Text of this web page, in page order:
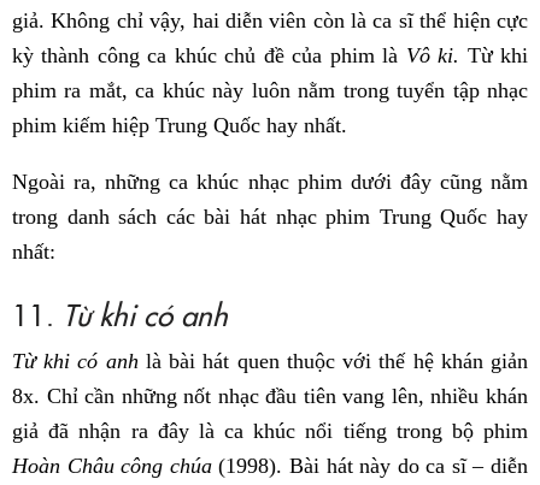
giả. Không chỉ vậy, hai diễn viên còn là ca sĩ thể hiện cực
kỳ thành công ca khúc chủ đề của phim là Vô ki. Từ khi
phim ra mắt, ca khúc này luôn nằm trong tuyển tập nhạc
phim kiếm hiệp Trung Quốc hay nhất.
Ngoài ra, những ca khúc nhạc phim dưới đây cũng nằm
trong danh sách các bài hát nhạc phim Trung Quốc hay
nhất:
11. Từ khi có anh
Từ khi có anh là bài hát quen thuộc với thế hệ khán giản
8x. Chỉ cần những nốt nhạc đầu tiên vang lên, nhiều khán
giả đã nhận ra đây là ca khúc nổi tiếng trong bộ phim
Hoàn Châu công chúa(1998). Bài hát này do ca sĩ – diễn